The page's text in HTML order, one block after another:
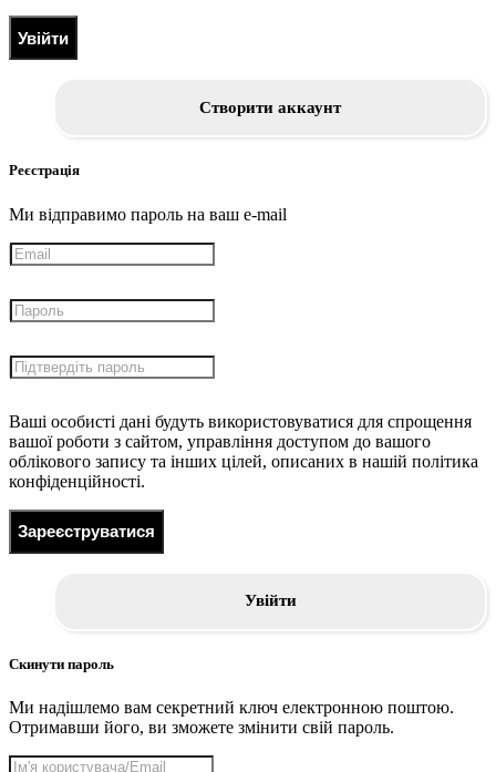
Увійти
Створити аккаунт
Реєстрація
Ми відправимо пароль на ваш e-mail
Ваші особисті дані будуть використовуватися для спрощення
вашої роботи з сайтом, управління доступом до вашого
облікового запису та інших цілей, описаних в нашій політика
конфіденційності.
Зареєструватися
Увійти
Скинути пароль
Ми надішлемо вам секретний ключ електронною поштою.
Отримавши його, ви зможете змінити свій пароль.